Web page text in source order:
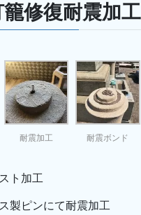
修復耐震加工
耐震加工 耐震ボンド
ト加工
製ピンにて耐震加工